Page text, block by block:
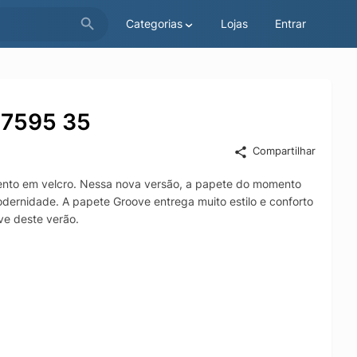
Categorias Lojas Entrar
35
Compartilhar
em velcro. Nessa nova versão, a papete do momento
A papete Groove entrega muito estilo e conforto
deste verão.